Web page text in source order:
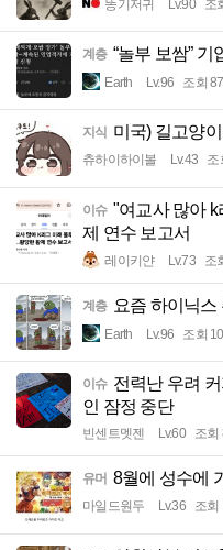
똥기저귀 Lv.90 조
계층 “놀부 보쌈” 기
Earth Lv.96 조회
지식 미국) 길고양
츄하이하이볼 Lv.43 조
이슈 "여교사 많아 k
제 연수 보고서
레이키얀 Lv.73 조
계층 요즘 하이닉스
Earth Lv.96 조회
이슈 전력난 우려
인 잠정 중단
빈센트멧젠 Lv.60 조회
유머 8월에 성수에
마일드원두 Lv.36 조회